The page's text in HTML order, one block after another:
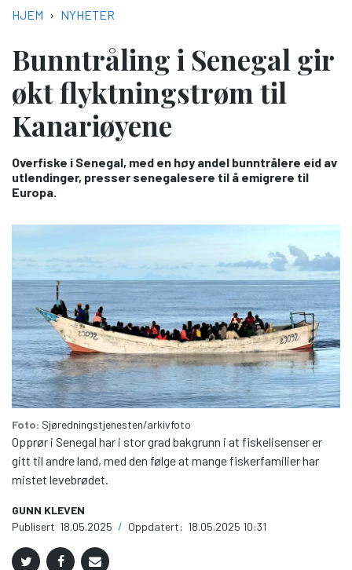
NAVIGASJONSSTI
HJEM NYHETER
Bunntråling i Senegal gir
økt flyktningstrøm til
Kanariøyene
Overfiske i Senegal, med en høy andel bunntrålere eid av
utlendinger, presser senegalesere til å emigrere til
Europa.
Foto: Sjøredningstjenesten/arkivfoto
Opprør i Senegal har i stor grad bakgrunn i at fiskelisenser er
gitt til andre land, med den følge at mange fiskerfamilier har
mistet levebrødet.
GUNN KLEVEN
Publisert 18.05.2025 / Oppdatert: 18.05.2025 10:31